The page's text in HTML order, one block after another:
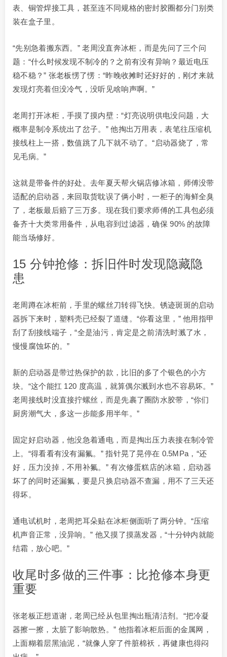
表、铜管焊接工具，甚至连不同规格的密封胶圈都分门别类
装在盒子里。
“先别急着搬东西。” 老周没直奔冰柜，而是先问了三个问
题：“什么时候发现不制冷的？之前有没有异响？最近电压
稳不稳？” 张老板愣了愣：“昨晚收摊时还好好的，刚才来就
发现灯亮着但没冷气，没听见啥响声啊。”
老周打开冰柜，手摸了摸内壁：“灯亮说明供电没问题，大
概率是制冷系统出了岔子。” 他掏出万用表，表笔往压缩机
接线柱上一搭，数值跳了几下就不动了。“启动器烧了，常
见毛病。”
这就是带备件的好处。去年夏天帮火锅店修冰箱，师傅没带
适配的启动器，来回取货耽误了俩小时，一柜子的海鲜全臭
了，老板最后赔了三万多。现在我们要求师傅的工具包必须
备齐十大类常用备件，从电容到过滤器，确保 90% 的故障
能当场修好。
15 分钟抢修：拆旧件时发现隐藏隐
患
老周蹲在冰柜前，手里的螺丝刀转得飞快。锈迹斑斑的启动
器拆下来时，塑料壳已经裂了道缝。“你看这里，” 他用指甲
刮了刮接线端子，“全是油污，肯定是之前清洗时溅了水，
慢慢腐蚀坏的。”
新的启动器是带过热保护的款，比旧的多了个银色的小方
块。“这个能扛 120 度高温，就算偶尔溅到水也不容易坏。”
老周接线时没直接拧螺丝，而是先裹了圈防水胶带，“你们
厨房潮气大，多这一步能多用半年。”
固定好启动器，他没急着通电，而是掏出压力表接在制冷管
上。“得看看有没有漏氟。” 指针晃了晃停在 0.5MPa，“还
好，压力没掉，不用补氟。” 有次修蛋糕店的冰箱，启动器
坏了的同时还漏氟，要是只换启动器不查漏，用不了三天还
得坏。
通电试机时，老周把耳朵贴在冰柜侧面听了两分钟。“压缩
机声音正常，没异响。” 他又摸了摸蒸发器，“十分钟内就能
结霜，放心吧。”
收尾时多做的三件事：比抢修本身更
重要
张老板正想道谢，老周已经从包里掏出瓶清洁剂。“把冷凝
器擦一擦，太脏了影响散热。” 他指着冰柜后面的金属网，
上面糊着层黑油泥，“就像人穿了件脏棉袄，再健康也得闷